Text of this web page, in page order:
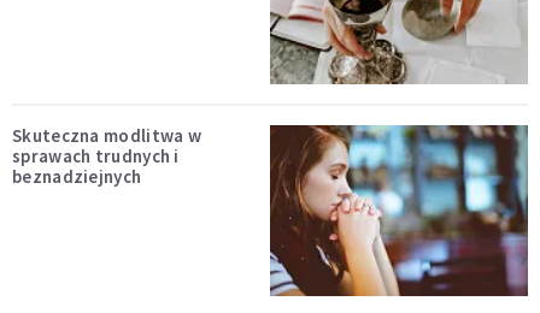
Skuteczna modlitwa w
sprawach trudnych i
beznadziejnych